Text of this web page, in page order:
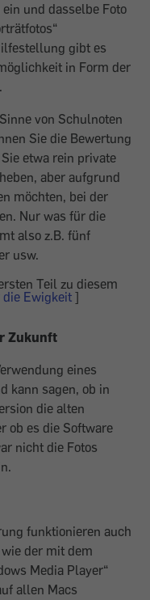
und dasselbe Foto
gibt es
in Form der
von Schulnoten
Sie die Bewertung
etwa rein private
aber aufgrund
möchten, bei der
Nur was für die
also z.B. fünf
usw.
Teil zu diesem
Ewigkeit]
Zukunft
eines
kann sagen, ob in
die alten
ob es die Software
nicht die Fotos
funktionieren auch
der mit dem
Media Player“
allen Macs